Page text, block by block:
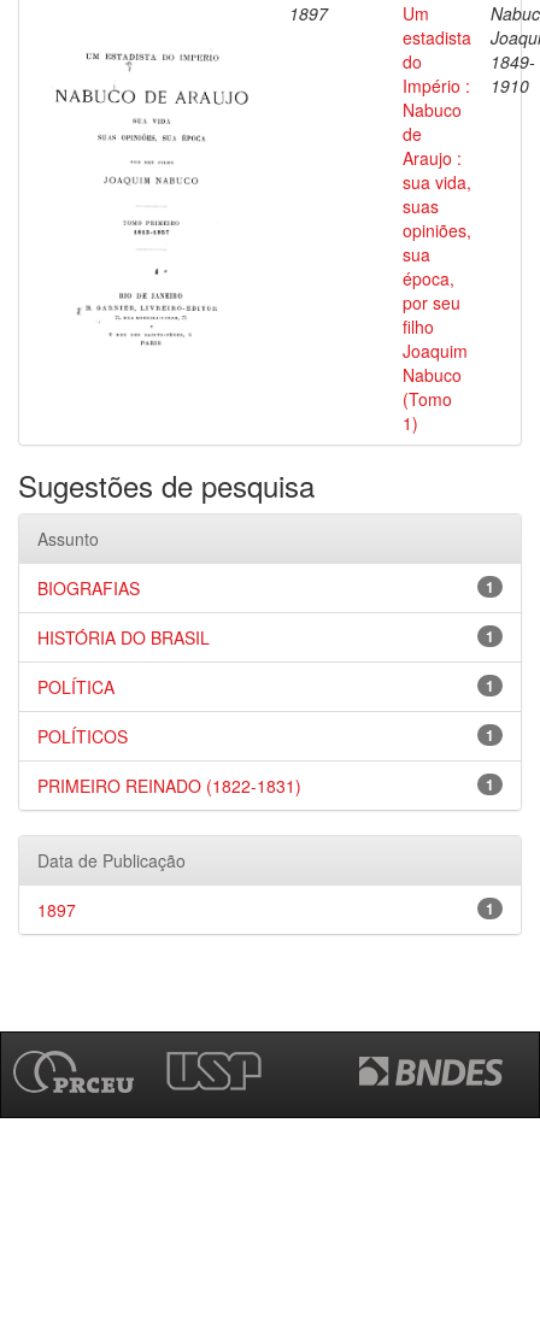
1897
Um
estadista
do
Império :
Nabuco
de
Araujo :
sua vida,
suas
opiniões,
sua
época,
por seu
filho
Joaquim
Nabuco
(Tomo
1)
1849-
1910
Sugestões de pesquisa
Assunto
1
BIOGRAFIAS
1
HISTÓRIA DO BRASIL
1
POLÍTICA
1
POLÍTICOS
1
PRIMEIRO REINADO (1822-1831)
Data de Publicação
1
1897